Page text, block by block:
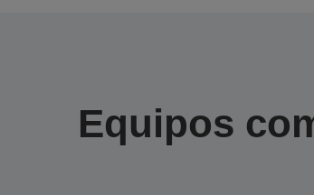
Equipos